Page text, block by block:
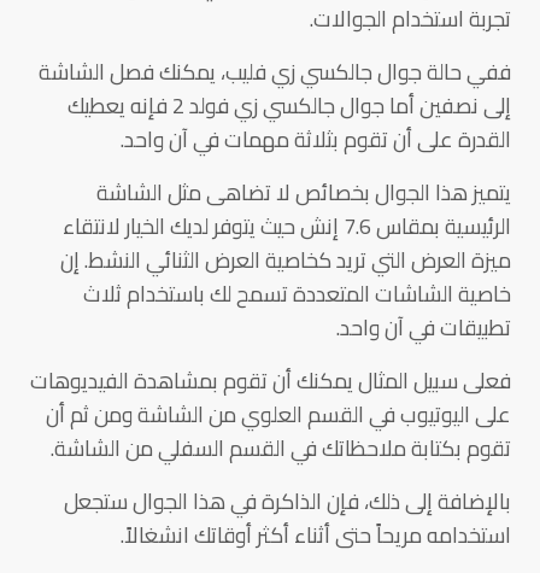
تجربة استخدام الجوالات.
ففي حالة جوال جالكسي زي فليب، يمكنك فصل الشاشة
إلى نصفين أما جوال جالكسي زي فولد 2 فإنه يعطيك
القدرة على أن تقوم بثلاثة مهمات في آن واحد.
يتميز هذا الجوال بخصائص لا تضاهى مثل الشاشة
الرئيسية بمقاس 7.6 إنش حيث يتوفر لديك الخيار لانتقاء
ميزة العرض التي تريد كخاصية العرض الثنائي النشط. إن
خاصية الشاشات المتعددة تسمح لك باستخدام ثلاث
تطبيقات في آن واحد.
فعلى سبيل المثال يمكنك أن تقوم بمشاهدة الفيديوهات
على اليوتيوب في القسم العلوي من الشاشة ومن ثم أن
تقوم بكتابة ملاحظاتك في القسم السفلي من الشاشة.
بالإضافة إلى ذلك، فإن الذاكرة في هذا الجوال ستجعل
استخدامه مريحاً حتى أثناء أكثر أوقاتك انشغالاً.